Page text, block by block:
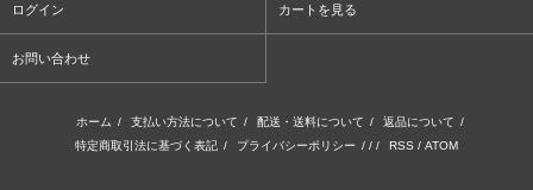
ログイン カートを見る
お問い合わせ
ホーム / 支払い方法について / 配送・送料について / 返品について /
特定商取引法に基づく表記 / プライバシーポリシー / / / RSS / ATOM